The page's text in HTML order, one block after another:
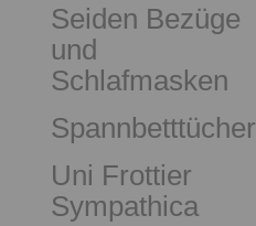
Seiden Bezüge
und
Schlafmasken
Spannbetttücher
Uni Frottier
Sympathica